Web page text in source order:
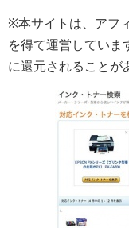
※本サイトは、アフ
を得て運営していま
に還元されることが